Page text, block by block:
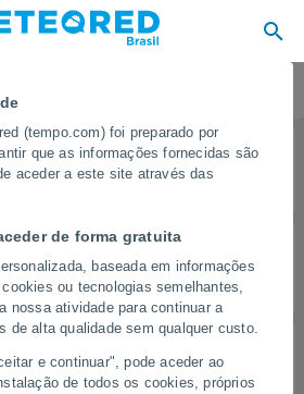
(tempo.com) foi preparado por
que as informações fornecidas são
aceder a este site através das
de forma gratuita
baseada em informações
ou tecnologias semelhantes,
nossa atividade para continuar a
de alta qualidade sem qualquer custo.
e continuar", pode aceder ao
de todos os cookies, próprios